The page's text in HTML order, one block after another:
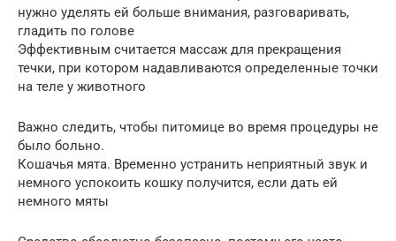
нужно уделять ей больше внимания, разговаривать,
гладить по голове
Эффективным считается массаж для прекращения
течки, при котором надавливаются определенные точки
на теле у животного
Важно следить, чтобы питомице во время процедуры не
было больно.
Кошачья мята. Временно устранить неприятный звук и
немного успокоить кошку получится, если дать ей
немного мяты